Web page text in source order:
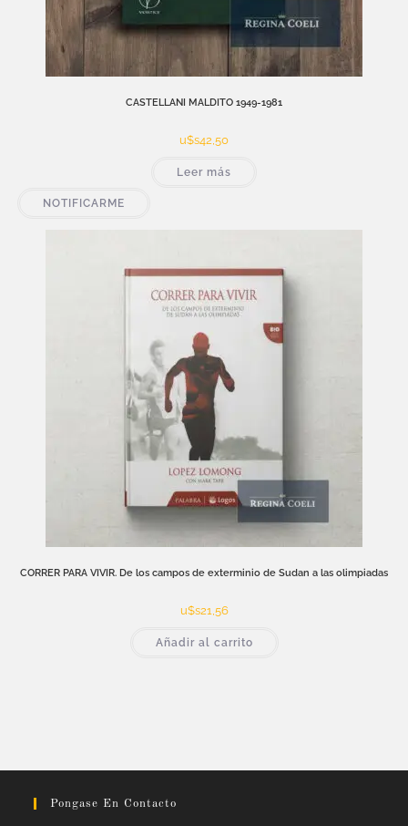
CASTELLANI MALDITO 1949-1981
u$s42,50
Leer más
NOTIFICARME
CORRER PARA VIVIR. De los campos de exterminio de Sudan a las olimpiadas
u$s21,56
Añadir al carrito
Pongase En Contacto